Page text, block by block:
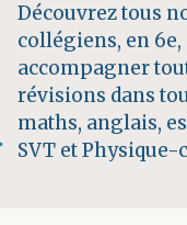
Découvrez tous
collégiens, en 6e,
accompagner
révisions dans
maths, anglais,
SVT et Physique-